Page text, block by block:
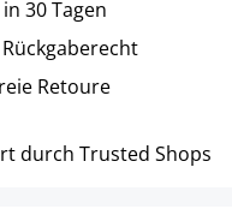
30 Tagen
Rückgaberecht
Retoure
durch Trusted Shops